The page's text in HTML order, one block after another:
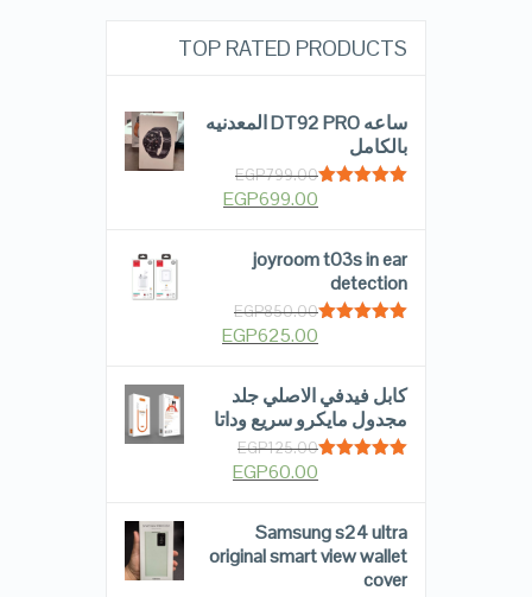
TOP RATED PRODUCTS
ساعه DT92 PRO المعدنيه
بالكامل
EGP799.00
EGP699.00
joyroom t03s in ear
detection
EGP850.00
EGP625.00
كابل فيدفي الاصلي جلد
مجدول مايكرو سريع وداتا
EGP125.00
EGP60.00
Samsung s24 ultra
original smart view wallet
cover